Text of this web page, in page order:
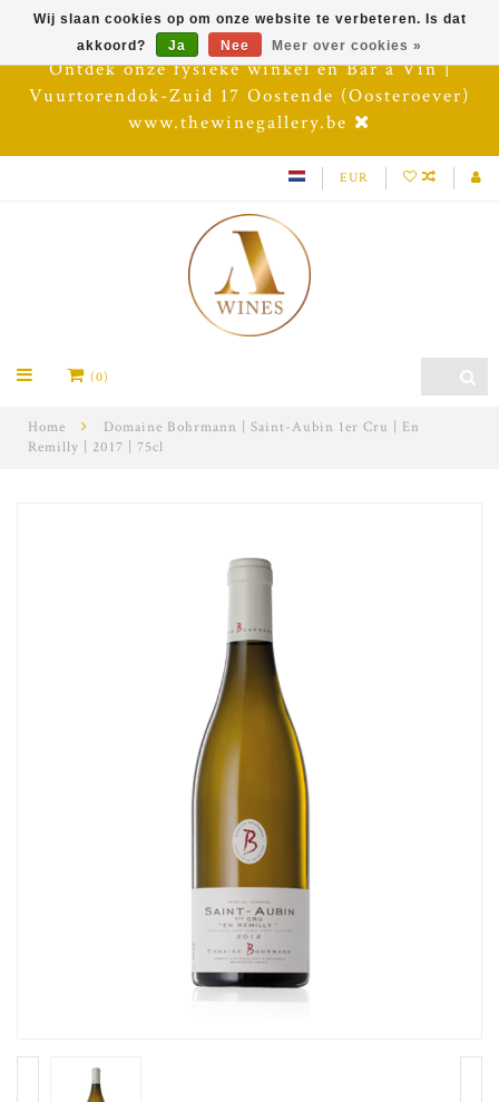
Ontdek onze fysieke winkel en Bar à Vin |
Vuurtorendok-Zuid 17 Oostende (Oosteroever)
www.thewinegallery.be
EUR
(0)
Home
Domaine Bohrmann | Saint-Aubin 1er Cru | En
Remilly | 2017 | 75cl
Wij slaan cookies op om onze website te verbeteren. Is dat
akkoord?
Ja Nee Meer over cookies »